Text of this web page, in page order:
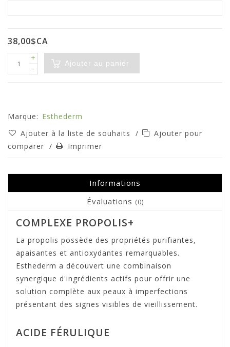
38,00$CA
+
-
Ajouter au panier
Marque: Esthederm
Ajouter à la liste de souhaits
/
Ajouter pour
comparer / Imprimer
Informations
Évaluations (0)
COMPLEXE PROPOLIS+
La propolis possède des propriétés purifiantes,
apaisantes et antioxydantes remarquables.
Esthederm a découvert une combinaison
synergique d'ingrédients actifs pour offrir une
solution complète aux peaux à imperfections
présentant des signes visibles de vieillissement.
ACIDE FÉRULIQUE